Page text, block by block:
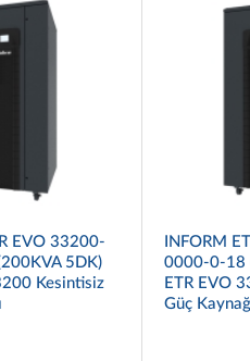
EVO 33200-
5DK)
Kesintisiz
INFORM
0000-0-18
ETR EVO
Güç